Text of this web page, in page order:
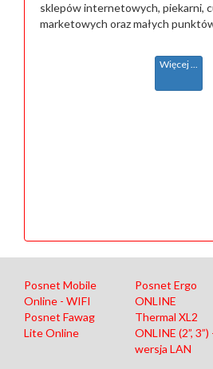
sklepów internetowych, piekarni,
marketowych oraz małych
Więcej ...
Posnet Mobile
Online - WIFI
Posnet Ergo
ONLINE
Posnet Fawag
Lite Online
Thermal XL2
ONLINE (2”, 3”)
wersja LAN